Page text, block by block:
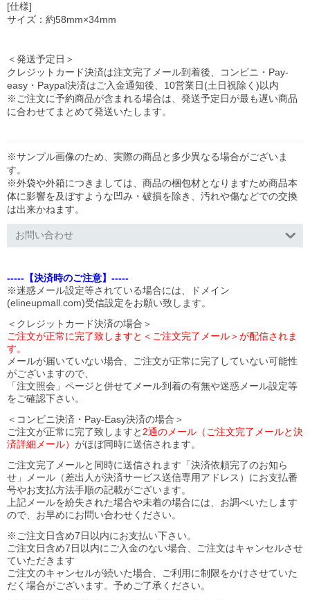
[仕様]
サイズ：約58mm×34mm
＜発送予定日＞
クレジットカード決済は注文完了メール到着後、コンビニ・Pay-
easy・Paypal決済はご入金通知後、10営業日(土日祝除く)以内
※ご注文に予約商品が含まれる場合は、発送予定日が最も遅い商品
に合わせてまとめて発送いたします。
※サンプル画像のため、実際の商品と多少異なる場合がございま
す。
※外袋や外箱につきましては、商品の梱包材となりますため商品本
体に影響を及ぼすような凹み・破損を除き、汚れや傷などでの交換
は出来かねます。
お問い合わせ
-----【決済時のご注意】-----
※迷惑メール設定等されている場合には、ドメイン
(elineupmall.com)受信設定をお願い致します。
＜クレジットカード決済の場合＞
ご注文が正常に完了致しますと＜ご注文完了メール＞が配信されま
す。
メールが届いていない場合、ご注文が正常に完了していない可能性
がございますので、
「注文照会」ページと併せてメール到着の有無や迷惑メール設定等
をご確認下さい。
＜コンビニ決済・Pay-Easy決済の場合＞
ご注文が正常に完了致しますと 2通のメール（ご注文完了メールと決
済詳細メール） がほぼ同時に送信されます。
ご注文完了メールと同時に送信されます「決済依頼完了のお知ら
せ」メール（差出人が決済サービス送信専用アドレス）にお支払番
号やお支払方法手順の記載がございます。
上記メールを紛失された場合や未着の場合には、お調べいたします
ので、お早めにお問い合わせください。
※ご注文日含め7日以内にお支払い下さい。
ご注文日含め7日以内にご入金のない場合、ご注文はキャンセルさせ
ていただきます
ご注文のキャンセルが続いた場合、ご利用に制限をかけさせていた
だく場合がございます。予めご了承ください。